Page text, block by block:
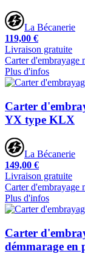
La Bécanerie
119,00 €
Livraison gratuite
Carter d'embrayage
Plus d'infos
Carter
YX type KLX
La Bécanerie
149,00 €
Livraison gratuite
Carter d'embrayage
Plus d'infos
Carter
démmarage en